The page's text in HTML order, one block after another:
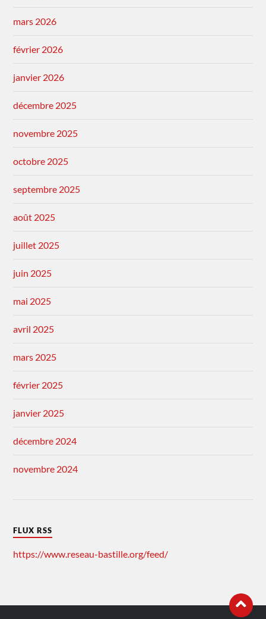
mars 2026
février 2026
janvier 2026
décembre 2025
novembre 2025
octobre 2025
septembre 2025
août 2025
juillet 2025
juin 2025
mai 2025
avril 2025
mars 2025
février 2025
janvier 2025
décembre 2024
novembre 2024
FLUX RSS
https://www.reseau-bastille.org/feed/